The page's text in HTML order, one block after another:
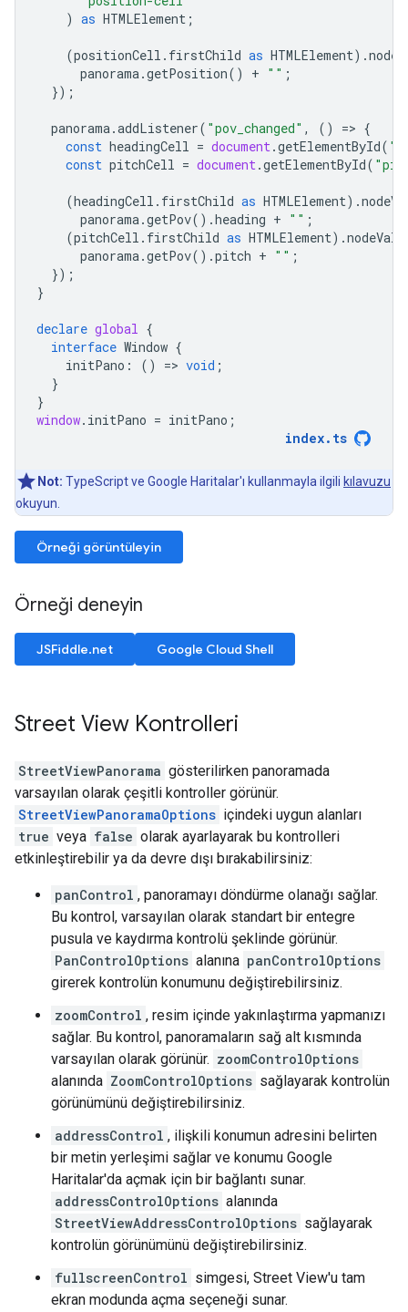
) as HTMLElement ;
(positionCell . firstChild as HTMLElement).
panorama.getPosition() + "" ;
});
panorama.addListener( "pov_changed" , () => {
const headingCell = document.getElementById(
const pitchCell = document.getElementById(
(headingCell . firstChild as HTMLElement).
panorama.getPov().heading + "" ;
(pitchCell . firstChild as HTMLElement).
panorama.getPov().pitch + "" ;
});
}
declare global {
interface Window {
initPano : () => void ;
}
}
window. initPano = initPano ;
index. ts
Not: TypeScript ve Google Haritalar'ı kullanmayla ilgili kılavuzu
okuyun.
Örneği görüntüleyin
Örneği deneyin
JSFiddle.net Google Cloud Shell
Street View Kontrolleri
StreetViewPanorama gösterilirken panoramada
varsayılan olarak çeşitli kontroller görünür.
StreetViewPanoramaOptions içindeki uygun alanları
true veya false olarak ayarlayarak bu kontrolleri
etkinleştirebilir ya da devre dışı bırakabilirsiniz:
panControl , panoramayı döndürme olanağı sağlar.
Bu kontrol, varsayılan olarak standart bir entegre
pusula ve kaydırma kontrolü şeklinde görünür.
PanControlOptions alanına panControlOptions
girerek kontrolün konumunu değiştirebilirsiniz.
zoomControl , resim içinde yakınlaştırma yapmanızı
sağlar. Bu kontrol, panoramaların sağ alt kısmında
varsayılan olarak görünür. zoomControlOptions
alanında ZoomControlOptions sağlayarak kontrolün
görünümünü değiştirebilirsiniz.
addressControl , ilişkili konumun adresini belirten
bir metin yerleşimi sağlar ve konumu Google
Haritalar'da açmak için bir bağlantı sunar.
addressControlOptions alanında
StreetViewAddressControlOptions sağlayarak
kontrolün görünümünü değiştirebilirsiniz.
fullscreenControl simgesi, Street View'u tam
ekran modunda açma seçeneği sunar.